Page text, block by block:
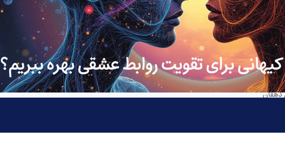
برای تقویت روابط عشقی بهره ببریم؟